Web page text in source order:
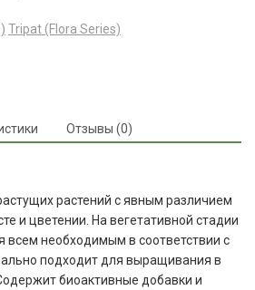
Tripat (Flora Series)
Отзывы (0)
растений с явным различием
и цветении. На вегетативной стадии
всем необходимым в соответствии с
подходит для выращивания в
биоактивные добавки и